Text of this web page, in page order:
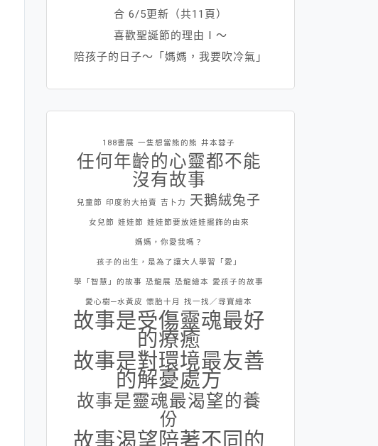
合 6/5更新（共11頁）
喜歡聖誕節的理由Ⅰ～
陪孩子的日子～「媽媽，我要吹冷氣」
188書展 一隻想當熊的熊 井本蓉子
任何年齡的心靈都不能
沒有故事
兒童節 印度豹大拍賣 吉卜力 天鵝絨兔子
女兒節 娃娃節 娃娃節要放娃娃擺飾的由來
媽媽，你愛我嗎？
孩子的出生，是為了讓大人學習「愛」
學「智慧」的故事 恐龍展 恐龍繪本 愛孩子的故事
愛心樹─水黃皮 懷胎十月 找一找／尋寶繪本
故事是受傷靈魂最好
的療癒
故事是對環境最友善
的解憂處方
故事是靈魂最渴望的養
份
故事渴望陪著不同的